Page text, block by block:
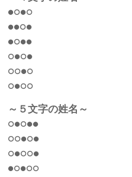
●○●○
●●○●
●○●●
○●○●
○○●○
○●○○
～５文字の姓名～
○●○●●
○○●○●
○●○○●
●○●○○